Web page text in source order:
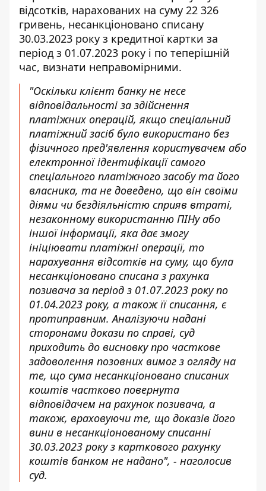
відсотків, нарахованих на суму 22 326
гривень, несанкціоновано списану
30.03.2023 року з кредитної картки за
період з 01.07.2023 року і по теперішній
час, визнати неправомірними.
"Оскільки клієнт банку не несе
відповідальності за здійснення
платіжних операцій, якщо спеціальний
платіжний засіб було використано без
фізичного пред'явлення користувачем або
електронної ідентифікації самого
спеціального платіжного засобу та його
власника, та не доведено, що він своїми
діями чи бездіяльністю сприяв втраті,
незаконному використанню ПІНу або
іншої інформації, яка дає змогу
ініціювати платіжні операції, то
нарахування відсотків на суму, що була
несанкціоновано списана з рахунка
позивача за період з 01.07.2023 року по
01.04.2023 року, а також її списання, є
протиправним. Аналізуючи надані
сторонами докази по справі, суд
приходить до висновку про часткове
задоволення позовних вимог з огляду на
те, що сума несанкціоновано списаних
коштів частково повернута
відповідачем на рахунок позивача, а
також, враховуючи те, що доказів його
вини в несанкціонованому списанні
30.03.2023 року з карткового рахунку
коштів банком не надано", - наголосив
суд.